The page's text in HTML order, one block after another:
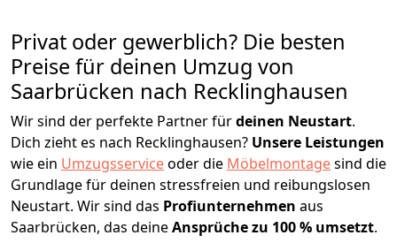
Privat oder gewerblich? Die besten
Preise für deinen Umzug von
Saarbrücken nach Recklinghausen
Wir sind der perfekte Partner fürdeinen Neustart.
Dich zieht es nach Recklinghausen? Unsere Leistungen
wie ein Umzugsserviceoder die Möbelmontagesind die
Grundlage für deinen stressfreien und reibungslosen
Neustart. Wir sind das Profiunternehmen aus
Saarbrücken, das deineAnsprüche zu 100 % umsetzt.